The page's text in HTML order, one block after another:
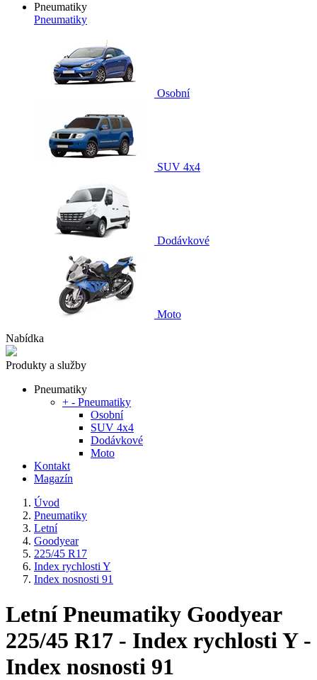
Pneumatiky
Pneumatiky
Osobní
SUV 4x4
Dodávkové
Moto
Nabídka
Produkty a služby
Pneumatiky
+ - Pneumatiky
Osobní
SUV 4x4
Dodávkové
Moto
Kontakt
Magazín
Úvod
Pneumatiky
Letní
Goodyear
225/45 R17
Index rychlosti Y
Index nosnosti 91
Letní Pneumatiky Goodyear
225/45 R17 - Index rychlosti Y -
Index nosnosti 91